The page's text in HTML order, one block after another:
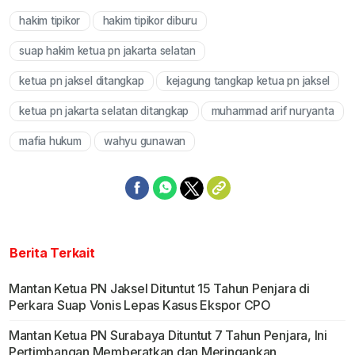
hakim tipikor hakim tipikor diburu
suap hakim ketua pn jakarta selatan
ketua pn jaksel ditangkap kejagung tangkap ketua pn jaksel
ketua pn jakarta selatan ditangkap muhammad arif nuryanta
mafia hukum wahyu gunawan
Berita Terkait
Mantan Ketua PN Jaksel Dituntut 15 Tahun Penjara di
Perkara Suap Vonis Lepas Kasus Ekspor CPO
Mantan Ketua PN Surabaya Dituntut 7 Tahun Penjara, Ini